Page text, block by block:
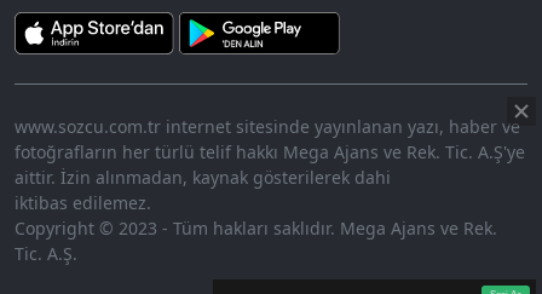
Aç
7.73%
www.sozcu.com.tr internet sitesinde yayınlanan yazı, haber ve
fotoğrafların her türlü telif hakkı Mega Ajans ve Rek. Tic. A.Ş'ye
aittir. İzin alınmadan, kaynak gösterilerek dahi
iktibas edilemez.
Copyright © 2023 - Tüm hakları saklıdır. Mega Ajans ve Rek.
Tic. A.Ş.